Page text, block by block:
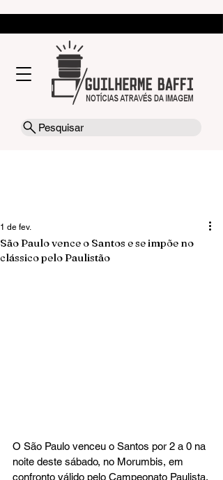
Pesquisar
São Paulo vence o Santos e se impõe no
clássico pelo Paulistão
1 de fev.
O São Paulo venceu o Santos por 2 a 0 na
noite deste sábado, no Morumbis, em
confronto válido pelo Campeonato Paulista.